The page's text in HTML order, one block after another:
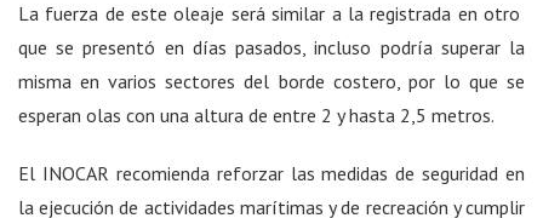
La fuerza de este oleaje será similar a la registrada en otro
que se presentó en días pasados, incluso podría superar la
misma en varios sectores del borde costero, por lo que se
esperan olas con una altura de entre 2 y hasta 2,5 metros.
El INOCAR recomienda reforzar las medidas de seguridad en
la ejecución de actividades marítimas y de recreación y cumplir